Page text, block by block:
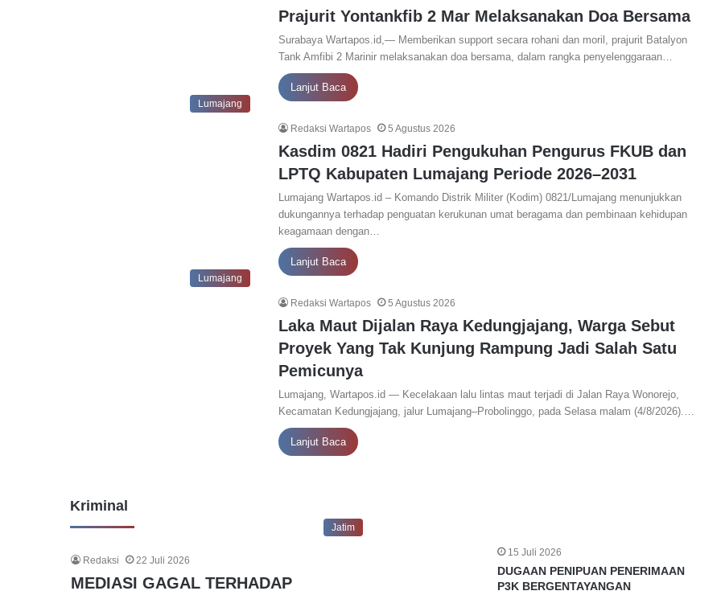
Prajurit Yontankfib 2 Mar Melaksanakan Doa Bersama
Surabaya Wartapos.id,— Memberikan support secara rohani dan moril, prajurit Batalyon
Tank Amfibi 2 Marinir melaksanakan doa bersama, dalam rangka penyelenggaraan…
Lanjut Baca
Lumajang
Redaksi Wartapos 5 Agustus 2026
Kasdim 0821 Hadiri Pengukuhan Pengurus FKUB dan
LPTQ Kabupaten Lumajang Periode 2026–2031
Lumajang Wartapos.id – Komando Distrik Militer (Kodim) 0821/Lumajang menunjukkan
dukungannya terhadap penguatan kerukunan umat beragama dan pembinaan kehidupan
keagamaan dengan…
Lanjut Baca
Lumajang
Redaksi Wartapos 5 Agustus 2026
Laka Maut Dijalan Raya Kedungjajang, Warga Sebut
Proyek Yang Tak Kunjung Rampung Jadi Salah Satu
Pemicunya
Lumajang, Wartapos.id — Kecelakaan lalu lintas maut terjadi di Jalan Raya Wonorejo,
Kecamatan Kedungjajang, jalur Lumajang–Probolinggo, pada Selasa malam (4/8/2026).…
Lanjut Baca
Kriminal
Jatim
Redaksi 22 Juli 2026
MEDIASI GAGAL TERHADAP
15 Juli 2026
DUGAAN PENIPUAN PENERIMAAN
P3K BERGENTAYANGAN